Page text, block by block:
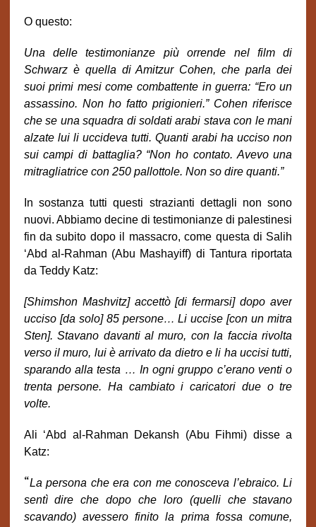
O questo:
Una delle testimonianze più orrende nel film di
Schwarz è quella di Amitzur Cohen, che parla dei
suoi primi mesi come combattente in guerra: “Ero un
assassino. Non ho fatto prigionieri.” Cohen riferisce
che se una squadra di soldati arabi stava con le mani
alzate lui li uccideva tutti. Quanti arabi ha ucciso non
sui campi di battaglia? “Non ho contato. Avevo una
mitragliatrice con 250 pallottole. Non so dire quanti.”
In sostanza tutti questi strazianti dettagli non sono
nuovi. Abbiamo decine di testimonianze di palestinesi
fin da subito dopo il massacro, come questa di Salih
‘Abd al-Rahman (Abu Mashayiff) di Tantura riportata
da Teddy Katz:
[Shimshon Mashvitz] accettò [di fermarsi] dopo aver
ucciso [da solo] 85 persone… Li uccise [con un mitra
Sten]. Stavano davanti al muro, con la faccia rivolta
verso il muro, lui è arrivato da dietro e li ha uccisi tutti,
sparando alla testa … In ogni gruppo c’erano venti o
trenta persone. Ha cambiato i caricatori due o tre
volte.
Ali ‘Abd al-Rahman Dekansh (Abu Fihmi) disse a
Katz:
“La persona che era con me conosceva l’ebraico. Li
sentì dire che dopo che loro (quelli che stavano
scavando) avessero finito la prima fossa comune,